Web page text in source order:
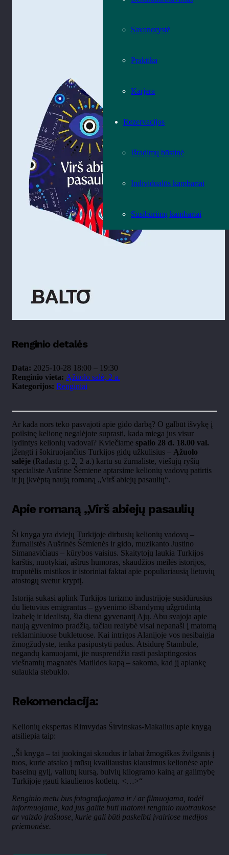
Savanorystė
Praktika
Karjera
Rezervacijos
Išradimų būstinė
Individualūs kambariai
Susibūrimų kambariai
Renginio detalės
Data: 2025-10-28 18:00 – 19:30
Renginio vieta: Ąžuolo salė, 2 a.
Kategorijos: Renginiai
Ar kada nors teko pasvajoti apie gido darbą? O galbūt išvykę į
poilsinę kelionę negalėjote suprasti, kada miega jus visur
lydintys kelionių vadovai? Kviečiame spalio 28 d. 18.00 val.
įžengti į šokiruojančius Turkijos gidų užkulisius – Ąžuolo
salėje (Radastų g. 2, 2 a.) kartu su žurnaliste, viešųjų ryšių
specialiste Aušrine Šėmiene aptarsime kelionių vadovų patirtis
ir jų įkvėptą naują romaną „Virš abiejų pasaulių“.
Apie romaną „Virš abiejų pasaulių
Ši knyga yra dviejų Turkijoje dirbusių kelionių vadovų –
žurnalistės Aušrinės Šėmienės ir gido, muzikanto Justino
Simanavičiaus – kūrybos vaisius. Skaitytojų laukia Turkijos
karštis, nuotykiai, aštrus humoras, skaudžios meilės istorijos,
truputėlis mistikos ir istoriniai faktai apie populiariausią lietuvių
atostogų svetur kryptį.
Istorija sukasi aplink Turkijos turizmo industrijoje susidūrusius
du lietuvius emigrantus – gyvenimo išbandymų užgrūdintą
Izabelę ir idealistą, šia diena gyvenantį Ajų. Abu svajoja apie
naują gyvenimo pradžią, tačiau realybė visai nepanaši į matomą
reklaminiuose bukletuose. Kai intrigos Alanijoje vos nesibaigia
žmogžudyste, tenka pasipustyti padus. Atsidūrę Stambule,
negandų kamuojami, jie nusprendžia rasti paslaptingosios
viešnamių magnatės Matildos kapą – sakoma, kad jį aplankę
sulaukia stebuklo.
Rekomendacija:
Kelionių ekspertas Rimvydas Širvinskas-Makalius apie knygą
atsiliepia taip:
„Ši knyga – tai juokingai skaudus ir labai žmogiškas žvilgsnis į
tuos, kurie atsako į mūsų kvailiausius klausimus kelionėse apie
baseinų gylį, valiutų kursą, bulvių kilogramo kainą ar galimybę
Turkijoje gauti kiaulienos kotletų. <…>“
Renginio metu bus fotografuojama ir / ar filmuojama, todėl
informuojame, kad jūs galite būti matomi renginio nuotraukose
ar vaizdo įrašuose, kurie gali būti paskelbti įvairiose medijos
priemonėse.